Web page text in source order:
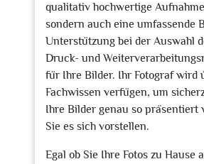
qualitativ hochwertige
sondern auch eine umfassende
Unterstützung bei der Auswahl
Druck- und
für Ihre Bilder. Ihr Fotograf wird
Fachwissen verfügen, um
Ihre Bilder genau so präsentiert
Sie es sich vorstellen.
Egal ob Sie Ihre Fotos zu Hause